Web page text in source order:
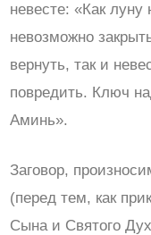
невесте: «Как луну
невозможно
вернуть, так и
повредить. Ключ
Аминь».
Заговор,
(перед тем, как
Сына и Святого